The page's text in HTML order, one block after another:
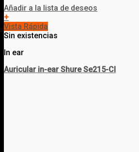
Añadir a la lista de deseos
+
Vista Rápida
Sin existencias
In ear
Auricular in-ear Shure Se215-Cl